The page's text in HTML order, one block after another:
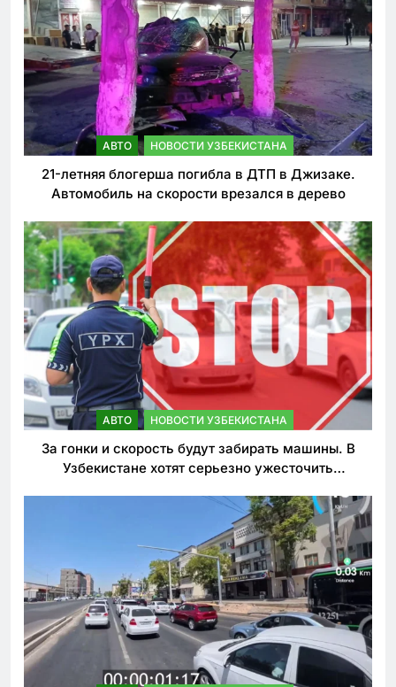
АВТО НОВОСТИ УЗБЕКИСТАНА
21-летняя блогерша погибла в ДТП в Джизаке.
Автомобиль на скорости врезался в дерево
АВТО НОВОСТИ УЗБЕКИСТАНА
За гонки и скорость будут забирать машины. В
Узбекистане хотят серьезно ужесточить